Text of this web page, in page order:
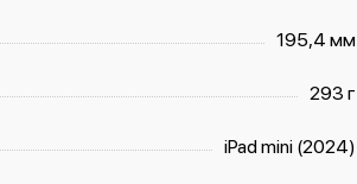
195,4 мм
293 г
iPad mini (2024)